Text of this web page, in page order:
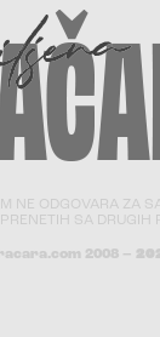
NE ODGOVARA ZA
PRENETIH SA DRUGIH
2008 –